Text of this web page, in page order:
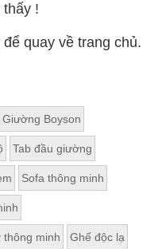
thấy !
để quay về trang chủ.
Giường Boyson
Tab đầu giường
Sofa thông minh
thông minh Ghế độc lạ